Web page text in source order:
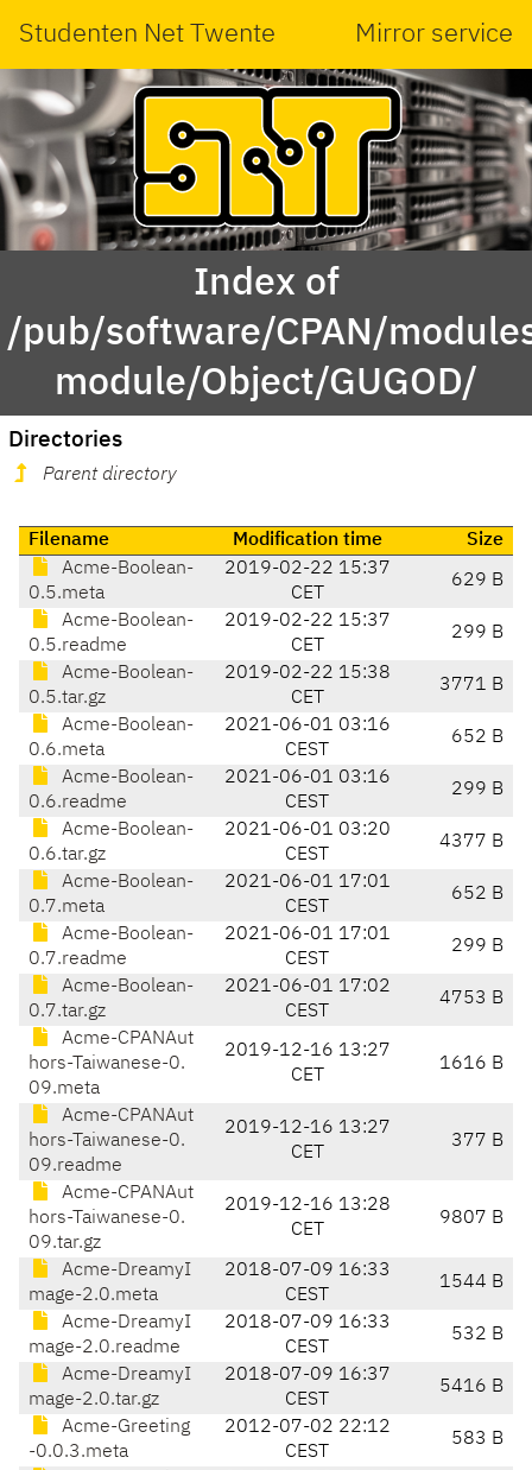
Studenten Net Twente Mirror service
Index of
/pub/software/CPAN/
module/Object/GUGOD/
Directories
Parent directory
Filename Modification time
Size
Acme-Boolean-
0.5.meta
2019-02-22 15:37
CET
629 B
Acme-Boolean-
0.5.readme
2019-02-22 15:37
CET
299 B
Acme-Boolean-
0.5.tar.gz
2019-02-22 15:38
CET
3771 B
Acme-Boolean-
0.6.meta
2021-06-01 03:16
CEST
652 B
Acme-Boolean-
0.6.readme
2021-06-01 03:16
CEST
299 B
Acme-Boolean-
0.6.tar.gz
2021-06-01 03:20
CEST
4377 B
Acme-Boolean-
0.7.meta
2021-06-01 17:01
CEST
652 B
Acme-Boolean-
0.7.readme
2021-06-01 17:01
CEST
299 B
Acme-Boolean-
0.7.tar.gz
2021-06-01 17:02
CEST
4753 B
Acme-CPANAut
hors-Taiwanese-0.
09.meta
2019-12-16 13:27
CET
1616 B
Acme-CPANAut
hors-Taiwanese-0.
09.readme
2019-12-16 13:27
CET
377 B
Acme-CPANAut
hors-Taiwanese-0.
09.tar.gz
2019-12-16 13:28
CET
9807 B
Acme-DreamyI
mage-2.0.meta
2018-07-09 16:33
CEST
1544 B
Acme-DreamyI
mage-2.0.readme
2018-07-09 16:33
CEST
532 B
Acme-DreamyI
mage-2.0.tar.gz
2018-07-09 16:37
CEST
5416 B
Acme-Greeting
-0.0.3.meta
2012-07-02 22:12
CEST
583 B